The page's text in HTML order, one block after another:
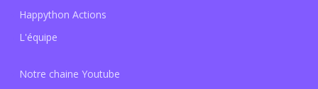
Happython Actions
L'équipe
Notre chaine Youtube